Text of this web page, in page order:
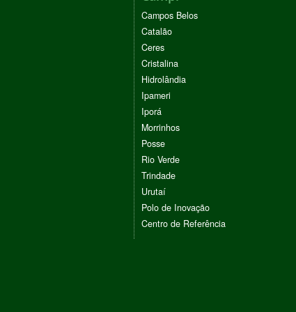
Campos Belos
Catalão
Ceres
Cristalina
Hidrolândia
Ipameri
Iporá
Morrinhos
Posse
Rio Verde
Trindade
Urutaí
Polo de Inovação
Centro de Referência